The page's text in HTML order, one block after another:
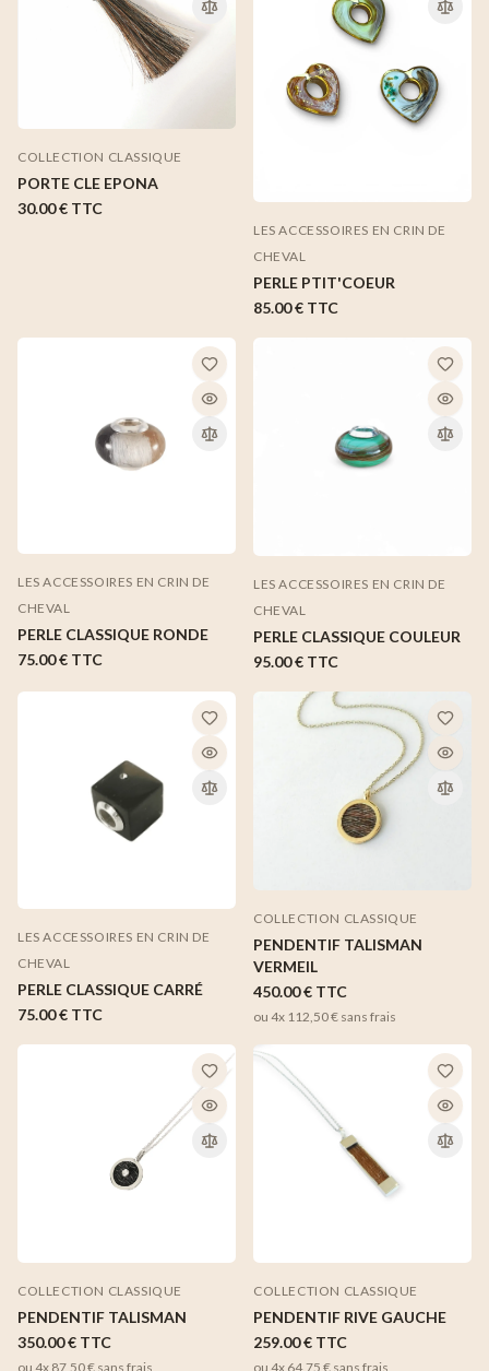
COLLECTION CLASSIQUE
PORTE CLE EPONA
30.00 € TTC
LES ACCESSOIRES EN CRIN DE
CHEVAL
PERLE PTIT'COEUR
85.00 € TTC
LES ACCESSOIRES EN CRIN DE
CHEVAL
PERLE CLASSIQUE RONDE
75.00 € TTC
LES ACCESSOIRES EN CRIN DE
CHEVAL
PERLE CLASSIQUE COULEUR
95.00 € TTC
LES ACCESSOIRES EN CRIN DE
CHEVAL
PERLE CLASSIQUE CARRÉ
75.00 € TTC
COLLECTION CLASSIQUE
PENDENTIF TALISMAN
VERMEIL
450.00 € TTC
ou 4x 112,50 € sans frais
COLLECTION CLASSIQUE
PENDENTIF TALISMAN
350.00 € TTC
ou 4x 87,50 € sans frais
COLLECTION CLASSIQUE
PENDENTIF RIVE GAUCHE
259.00 € TTC
ou 4x 64,75 € sans frais